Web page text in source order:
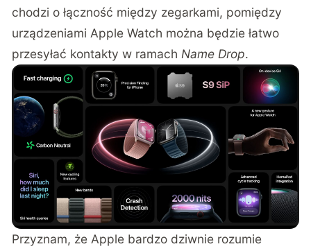
chodzi o łączność między zegarkami, pomiędzy
urządzeniami Apple Watch można będzie łatwo
przesyłać kontakty w ramach Name Drop.
Przyznam, że Apple bardzo dziwnie rozumie